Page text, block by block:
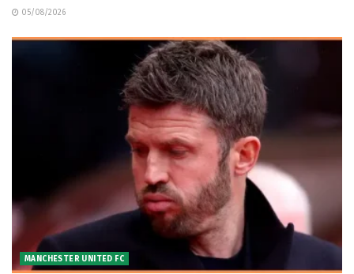
05/08/2026
MANCHESTER UNITED FC